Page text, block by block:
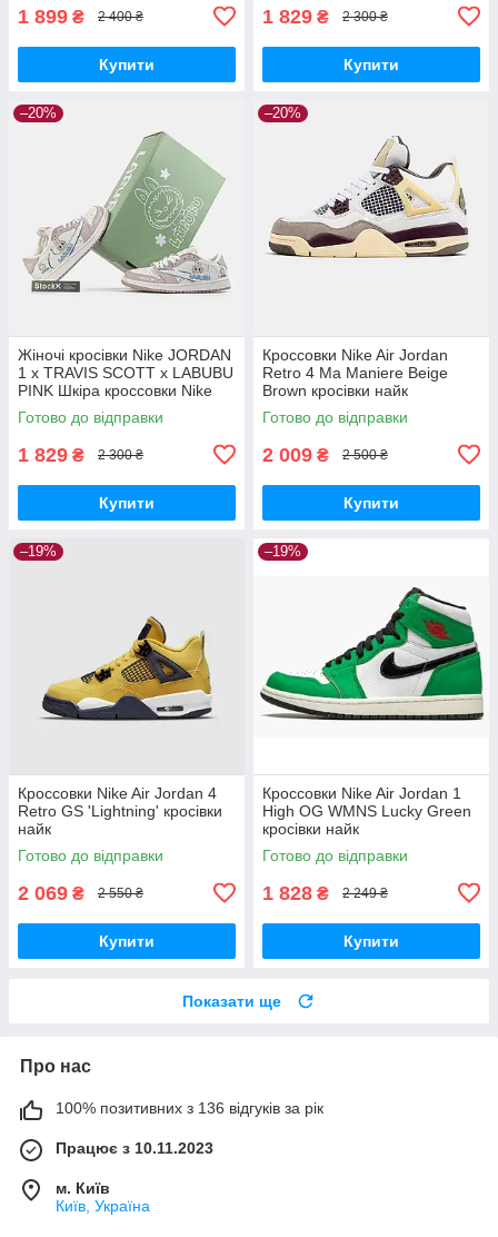
1 899 ₴ 2 400 ₴
Купити
1 829 ₴ 2 300 ₴
Купити
–20%
Жіночі кросівки Nike JORDAN
1 x TRAVIS SCOTT x LABUBU
PINK Шкіра кроссовки Nike
Готово до відправки
1 829 ₴ 2 300 ₴
Купити
–20%
Кроссовки Nike Air Jordan
Retro 4 Ma Maniere Beige
Brown кросівки найк
Готово до відправки
2 009 ₴ 2 500 ₴
Купити
–19%
Кроссовки Nike Air Jordan 4
Retro GS 'Lightning' кросівки
найк
Готово до відправки
2 069 ₴ 2 550 ₴
Купити
–19%
Кроссовки Nike Air Jordan 1
High OG WMNS Lucky Green
кросівки найк
Готово до відправки
1 828 ₴ 2 249 ₴
Купити
Показати ще
Про нас
100% позитивних з 136 відгуків за рік
Працює з 10.11.2023
м. Київ
Київ, Україна